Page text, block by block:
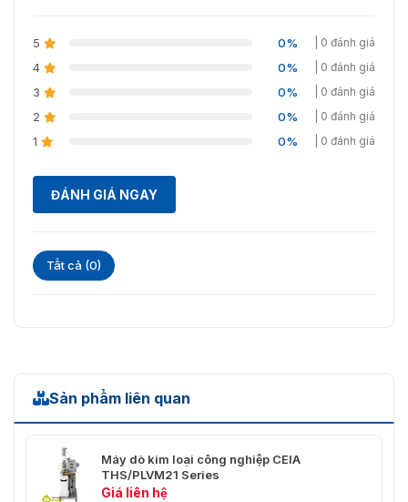
mắc về các sản phẩm an ninh – báo giá sản phẩm !!!
Cách điện
Tuân thủ các tiêu chuẩn quốc
tế về an toàn và nhiễu sóng vô
Điều khiển năng
lượng
Hộp Điện áp chính: 100-240
Điều kiện môi trường
Nhiệt độ hoạt động: -10 đến
Độ ẩm tương đối để
vận hành
5 - 90%, không ngưng tụ
5 0% | 0 đánh giá
4 0% | 0 đánh giá
3 0% | 0 đánh giá
2 0% | 0 đánh giá
1 0% | 0 đánh giá
ĐÁNH GIÁ NGAY
Tất cả (0)
Sản phẩm liên quan
Máy dò kim loại công nghiệp CEIA
THS/PLVM21 Series
Giá liên hệ